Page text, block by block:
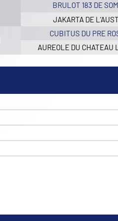
BRULOT 183 DE
JAKARTA DE
CUBITUS DU PRE
AUREOLE DU CHATEAU